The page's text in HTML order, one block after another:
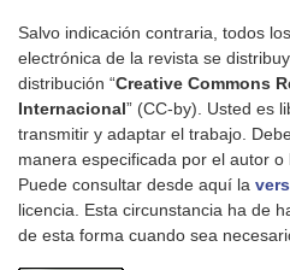
Salvo indicación contraria, todos
electrónica de la revista se
distribución “Creative Commons
Internacional” (CC-by). Usted es
transmitir y adaptar el trabajo.
manera especificada por el autor o
Puede consultar desde aquí la
licencia. Esta circunstancia ha de
de esta forma cuando sea